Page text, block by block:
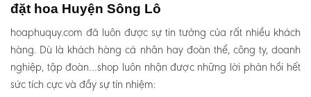
đặt hoa Huyện Sông Lô
hoaphuquy.com đã luôn được sự tin tưởng của rất nhiều khách
hàng. Dù là khách hàng cá nhân hay đoàn thể, công ty, doanh
nghiệp, tập đoàn…shop luôn nhận được những lời phản hồi hết
sức tích cực và đầy sự tín nhiệm: